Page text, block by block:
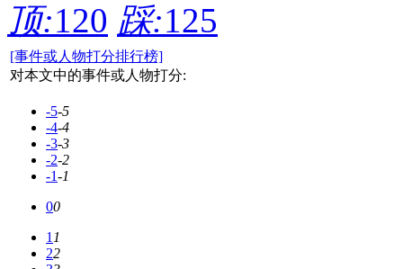
顶:120 踩:125
[事件或人物打分排行榜]
对本文中的事件或人物打分:
-5-5
-4-4
-3-3
-2-2
-1-1
00
11
22